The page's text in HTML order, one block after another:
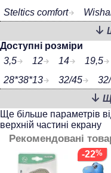
Steltics comfort
Доступні розміри
3,5
12 14 19,5
28*38*13
32/45
35
36/46
36/44 37
42
42-48 43 44
100 мл
110 107
Ще більше параметрів
верхній частині екрану
Рекомендовані
-22